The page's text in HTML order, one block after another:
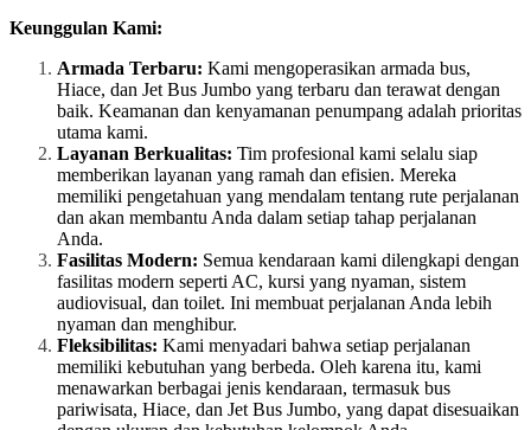
Keunggulan Kami:
Armada Terbaru: Kami mengoperasikan armada bus,
Hiace, dan Jet Bus Jumbo yang terbaru dan terawat dengan
baik. Keamanan dan kenyamanan penumpang adalah prioritas
utama kami.
Layanan Berkualitas: Tim profesional kami selalu siap
memberikan layanan yang ramah dan efisien. Mereka
memiliki pengetahuan yang mendalam tentang rute perjalanan
dan akan membantu Anda dalam setiap tahap perjalanan
Anda.
Fasilitas Modern: Semua kendaraan kami dilengkapi dengan
fasilitas modern seperti AC, kursi yang nyaman, sistem
audiovisual, dan toilet. Ini membuat perjalanan Anda lebih
nyaman dan menghibur.
Fleksibilitas: Kami menyadari bahwa setiap perjalanan
memiliki kebutuhan yang berbeda. Oleh karena itu, kami
menawarkan berbagai jenis kendaraan, termasuk bus
pariwisata, Hiace, dan Jet Bus Jumbo, yang dapat disesuaikan